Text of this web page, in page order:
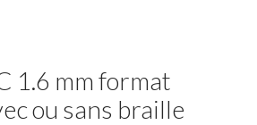
1.6 mm format
ou sans braille